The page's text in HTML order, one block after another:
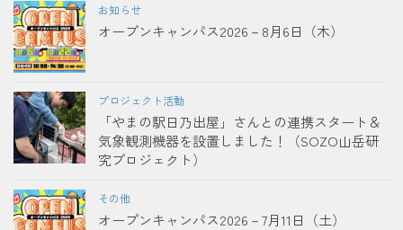
お知らせ
オープンキャンパス2026－8月6日（木）
プロジェクト活動
「やまの駅日乃出屋」さんとの連携スタート＆
気象観測機器を設置しました！（SOZO山岳研
究プロジェクト）
その他
オープンキャンパス2026－7月11日（土）